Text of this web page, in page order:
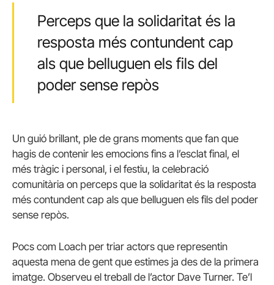
Perceps que la solidaritat és la
resposta més contundent cap
als que belluguen els fils del
poder sense repòs
Un guió brillant, ple de grans moments que fan que
hagis de contenir les emocions fins a l’esclat final, el
més tràgic i personal, i el festiu, la celebració
comunitària on perceps que la solidaritat és la resposta
més contundent cap als que belluguen els fils del poder
sense repòs.
Pocs com Loach per triar actors que representin
aquesta mena de gent que estimes ja des de la primera
imatge. Observeu el treball de l’actor Dave Turner. Te’l